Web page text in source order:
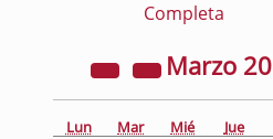
Completa
Marzo
Lun Mar Mié Jue